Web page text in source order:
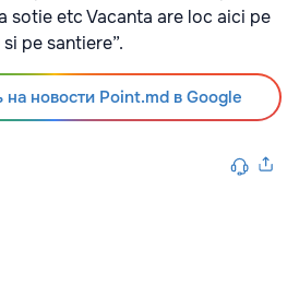
sotie etc Vacanta are loc aici pe
pe santiere”.
новости Point.md в Google